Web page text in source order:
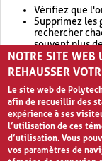
Vérifiez que
Supprimez les
rechercher
souvent plus
Envisagez
retournera
NOTRE SITE WEB
REHAUSSER
Le site web de
afin de recueillir des
expérience à ses
l’utilisation de ces
d’utilisation. Vous
vos paramètres de